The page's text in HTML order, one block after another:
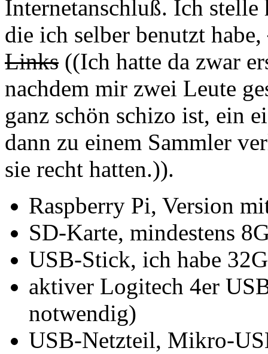
Internetanschluß. Ich
die ich selber benutzt habe,
Links ((Ich hatte da zwar
nachdem mir zwei Leute
ganz schön schizo ist, ein
dann zu einem Sammler
sie recht hatten.)).
Raspberry Pi, Version
SD-Karte, mindestens
USB-Stick, ich habe
aktiver Logitech 4er
notwendig)
USB-Netzteil, Mikro-